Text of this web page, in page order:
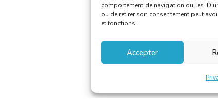
comportement de navigation ou les ID
ou de retirer son consentement peut
et fonctions.
Accepter